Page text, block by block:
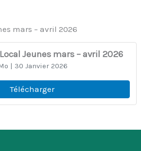
mars – avril 2026
Jeunes mars – avril 2026
| 30 Janvier 2026
Télécharger